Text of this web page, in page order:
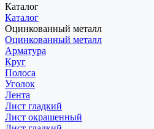
Каталог
Каталог
Оцинкованный металл
Оцинкованный металл
Арматура
Круг
Полоса
Уголок
Лента
Лист гладкий
Лист окрашенный